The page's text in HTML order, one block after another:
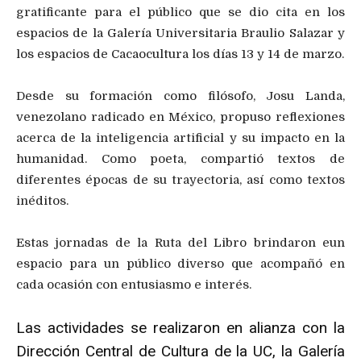
gratificante para el público que se dio cita en los
espacios de la Galería Universitaria Braulio Salazar y
los espacios de Cacaocultura los días 13 y 14 de marzo.
Desde su formación como filósofo, Josu Landa,
venezolano radicado en México, propuso reflexiones
acerca de la inteligencia artificial y su impacto en la
humanidad. Como poeta, compartió textos de
diferentes épocas de su trayectoria, así como textos
inéditos.
Estas jornadas de la Ruta del Libro brindaron eun
espacio para un público diverso que acompañó en
cada ocasión con entusiasmo e interés.
Las actividades se realizaron en alianza con la
Dirección Central de Cultura de la UC, la Galería